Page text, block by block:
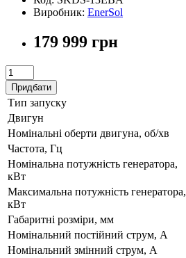
Виробник: EnerSol
179 999 грн
Придбати
Тип запуску
Двигун
Номінальні оберти двигуна, об/хв
Частота, Гц
Номінальна потужність генератора,
кВт
Максимальна потужність генератора,
кВт
Габаритні розміри, мм
Номінальний постійний струм, А
Номінальний змінний струм, А